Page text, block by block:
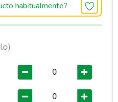
habitualmente?